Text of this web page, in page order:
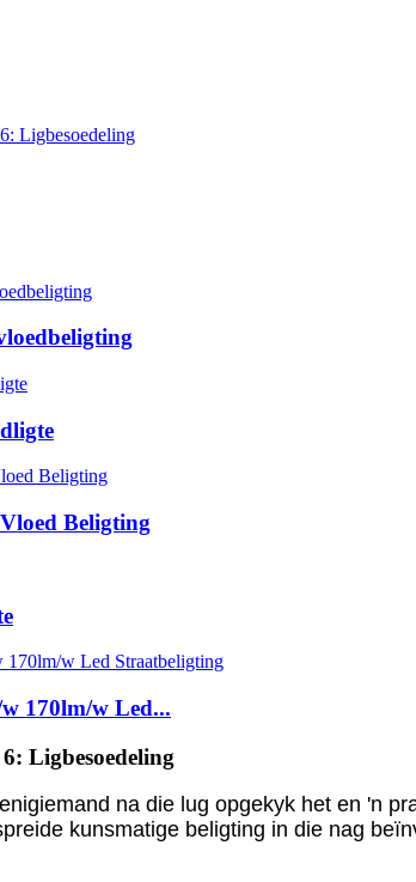
Ligbesoedeling
Beligting
170lm/w Led...
Ligbesoedeling
na die lug opgekyk het en 'n
kunsmatige beligting in die nag